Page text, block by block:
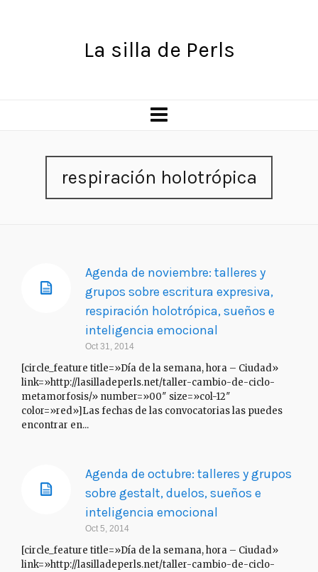
La silla de Perls
respiración holotrópica
Agenda de noviembre: talleres y
grupos sobre escritura expresiva,
respiración holotrópica, sueños e
inteligencia emocional
Oct 31, 2014
[circle_feature title=»Día de la semana, hora – Ciudad»
link=»http://lasilladeperls.net/taller-cambio-de-ciclo-
metamorfosis/» number=»00″ size=»col-12″
color=»red»]Las fechas de las convocatorias las puedes
encontrar en...
Agenda de octubre: talleres y grupos
sobre gestalt, duelos, sueños e
inteligencia emocional
Oct 5, 2014
[circle_feature title=»Día de la semana, hora – Ciudad»
link=»http://lasilladeperls.net/taller-cambio-de-ciclo-